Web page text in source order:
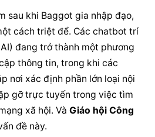
sau khi Baggot gia nhập đạo,
cách triệt để. Các chatbot trí
đang trở thành một phương
thông tin, trong khi các
nơi xác định phần lớn loại nội
gỡ trực tuyến trong việc tìm
xã hội. Và Giáo hội Công
đề này.